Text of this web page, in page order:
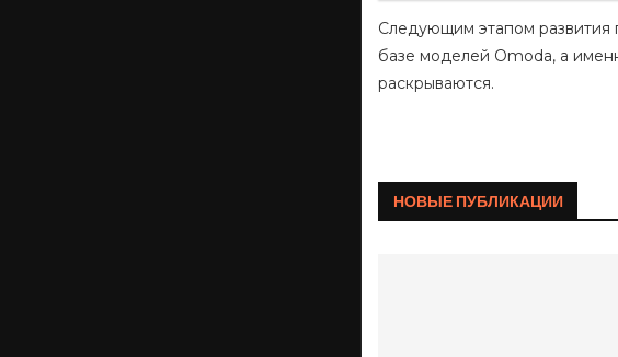
Следующим этапом развития
базе моделей Omoda, а
раскрываются.
НОВЫЕ ПУБЛИКАЦИИ